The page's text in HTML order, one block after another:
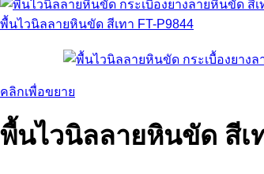
พื้นไวนิลลายหินขัด สีเทา FT-P9844
คลิกเพื่อขยาย
พื้นไวนิลลายหินขัด สีเ